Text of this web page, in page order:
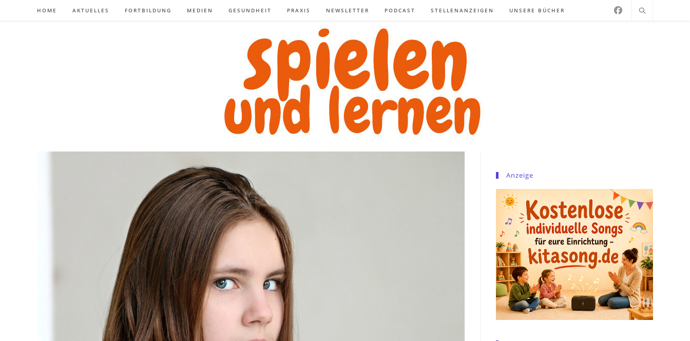
HOME AKTUELLES FORTBILDUNG MEDIEN GESUNDHEIT PRAXIS NEWSLETTER PODCAST STELLENANZEIGEN UNSERE BÜCHER
Anzeige